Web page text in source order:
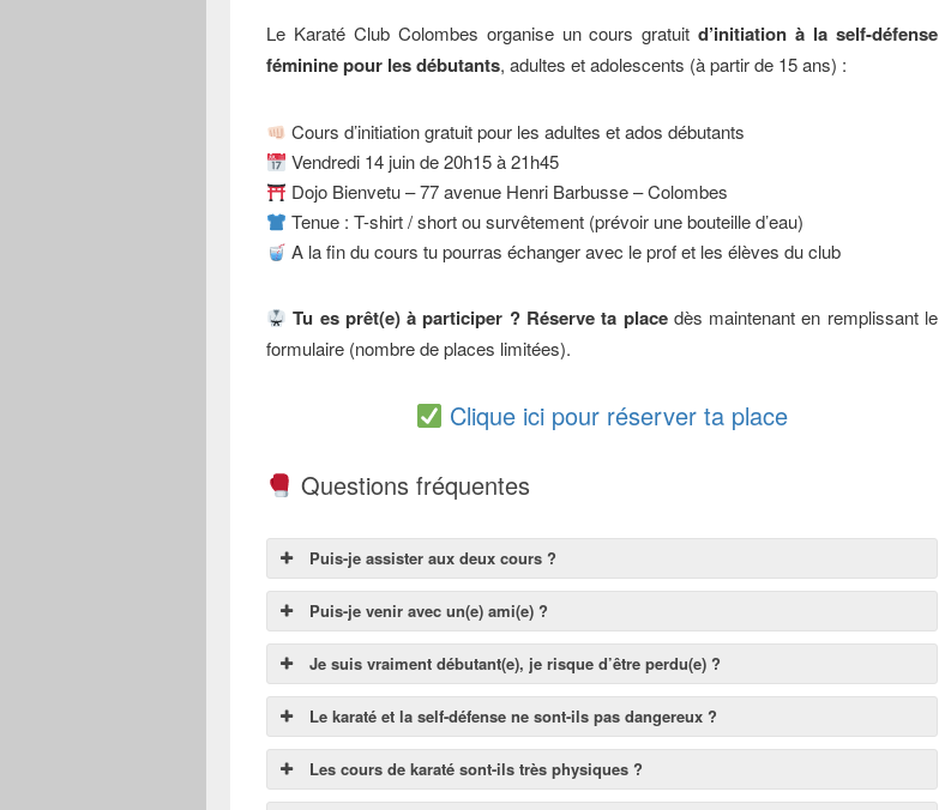
Le Karaté Club Colombes organise un cours gratuitd’initiation à la self-défense
féminine pour les débutants, adultes et adolescents (à partir de 15 ans) :
Cours d’initiation gratuit pour les adultes et ados débutants
Vendredi 14 juin de 20h15 à 21h45
Dojo Bienvetu – 77 avenue Henri Barbusse – Colombes
Tenue : T-shirt / short ou survêtement (prévoir une bouteille d’eau)
A la fin du cours tu pourras échanger avec le prof et les élèves du club
Tu es prêt(e) à participer ? Réserve ta placedès maintenant en remplissant le
formulaire (nombre de places limitées).
Clique ici pour réserver ta place
Questions fréquentes
Puis-je assister aux deux cours ?
Puis-je venir avec un(e) ami(e) ?
Je suis vraiment débutant(e), je risque d’être perdu(e) ?
Le karaté et la self-défense ne sont-ils pas dangereux ?
Les cours de karaté sont-ils très physiques ?